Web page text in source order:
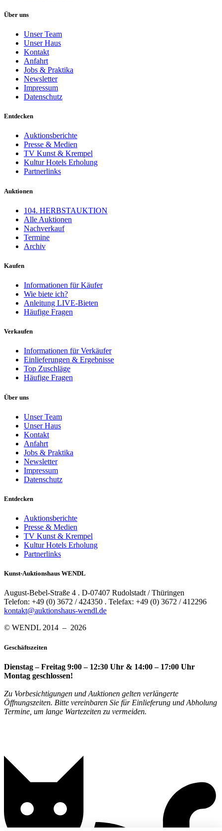
Über uns
Unser Team
Unser Haus
Kontakt
Anfahrt
Jobs & Praktika
Newsletter
Impressum
Datenschutz
Entdecken
Auktionsberichte
Presse & Medien
TV Kunst & Krempel
Kultur Hotels Erholung
Partnerlinks
Auktionen
104. HERBSTAUKTION
Alle Auktionen
Nachverkauf
Termine
Archiv
Kaufen
Informationen für Käufer
Wie biete ich?
Anleitung LIVE-Bieten
Häufige Fragen
Verkaufen
Informationen für Verkäufer
Einlieferungen & Ergebnisse
Top Zuschläge
Häufige Fragen
Über uns
Unser Team
Unser Haus
Kontakt
Anfahrt
Jobs & Praktika
Newsletter
Impressum
Datenschutz
Entdecken
Auktionsberichte
Presse & Medien
TV Kunst & Krempel
Kultur Hotels Erholung
Partnerlinks
Kunst-Auktionshaus WENDL
August-Bebel-Straße 4 . D-07407 Rudolstadt / Thüringen
Telefon: +49 (0) 3672 / 424350 . Telefax: +49 (0) 3672 / 412296
kontakt@auktionshaus-wendl.de
© WENDL 2014 – 2026
Geschäftszeiten
Dienstag – Freitag 9:00 – 12:30 Uhr & 14:00 – 17:00 Uhr
Montag geschlossen!
Zu Vorbesichtigungen und Auktionen gelten verlängerte
Öffnungszeiten. Bitte vereinbaren Sie für Einlieferung und Abholung
Termine, um lange Wartezeiten zu vermeiden.